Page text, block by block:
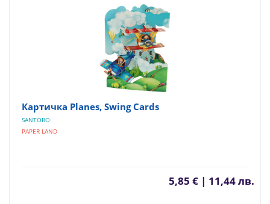
Картичка Planes, Swing Cards
SANTORO
PAPER LAND
5,85 € | 11,44 лв.